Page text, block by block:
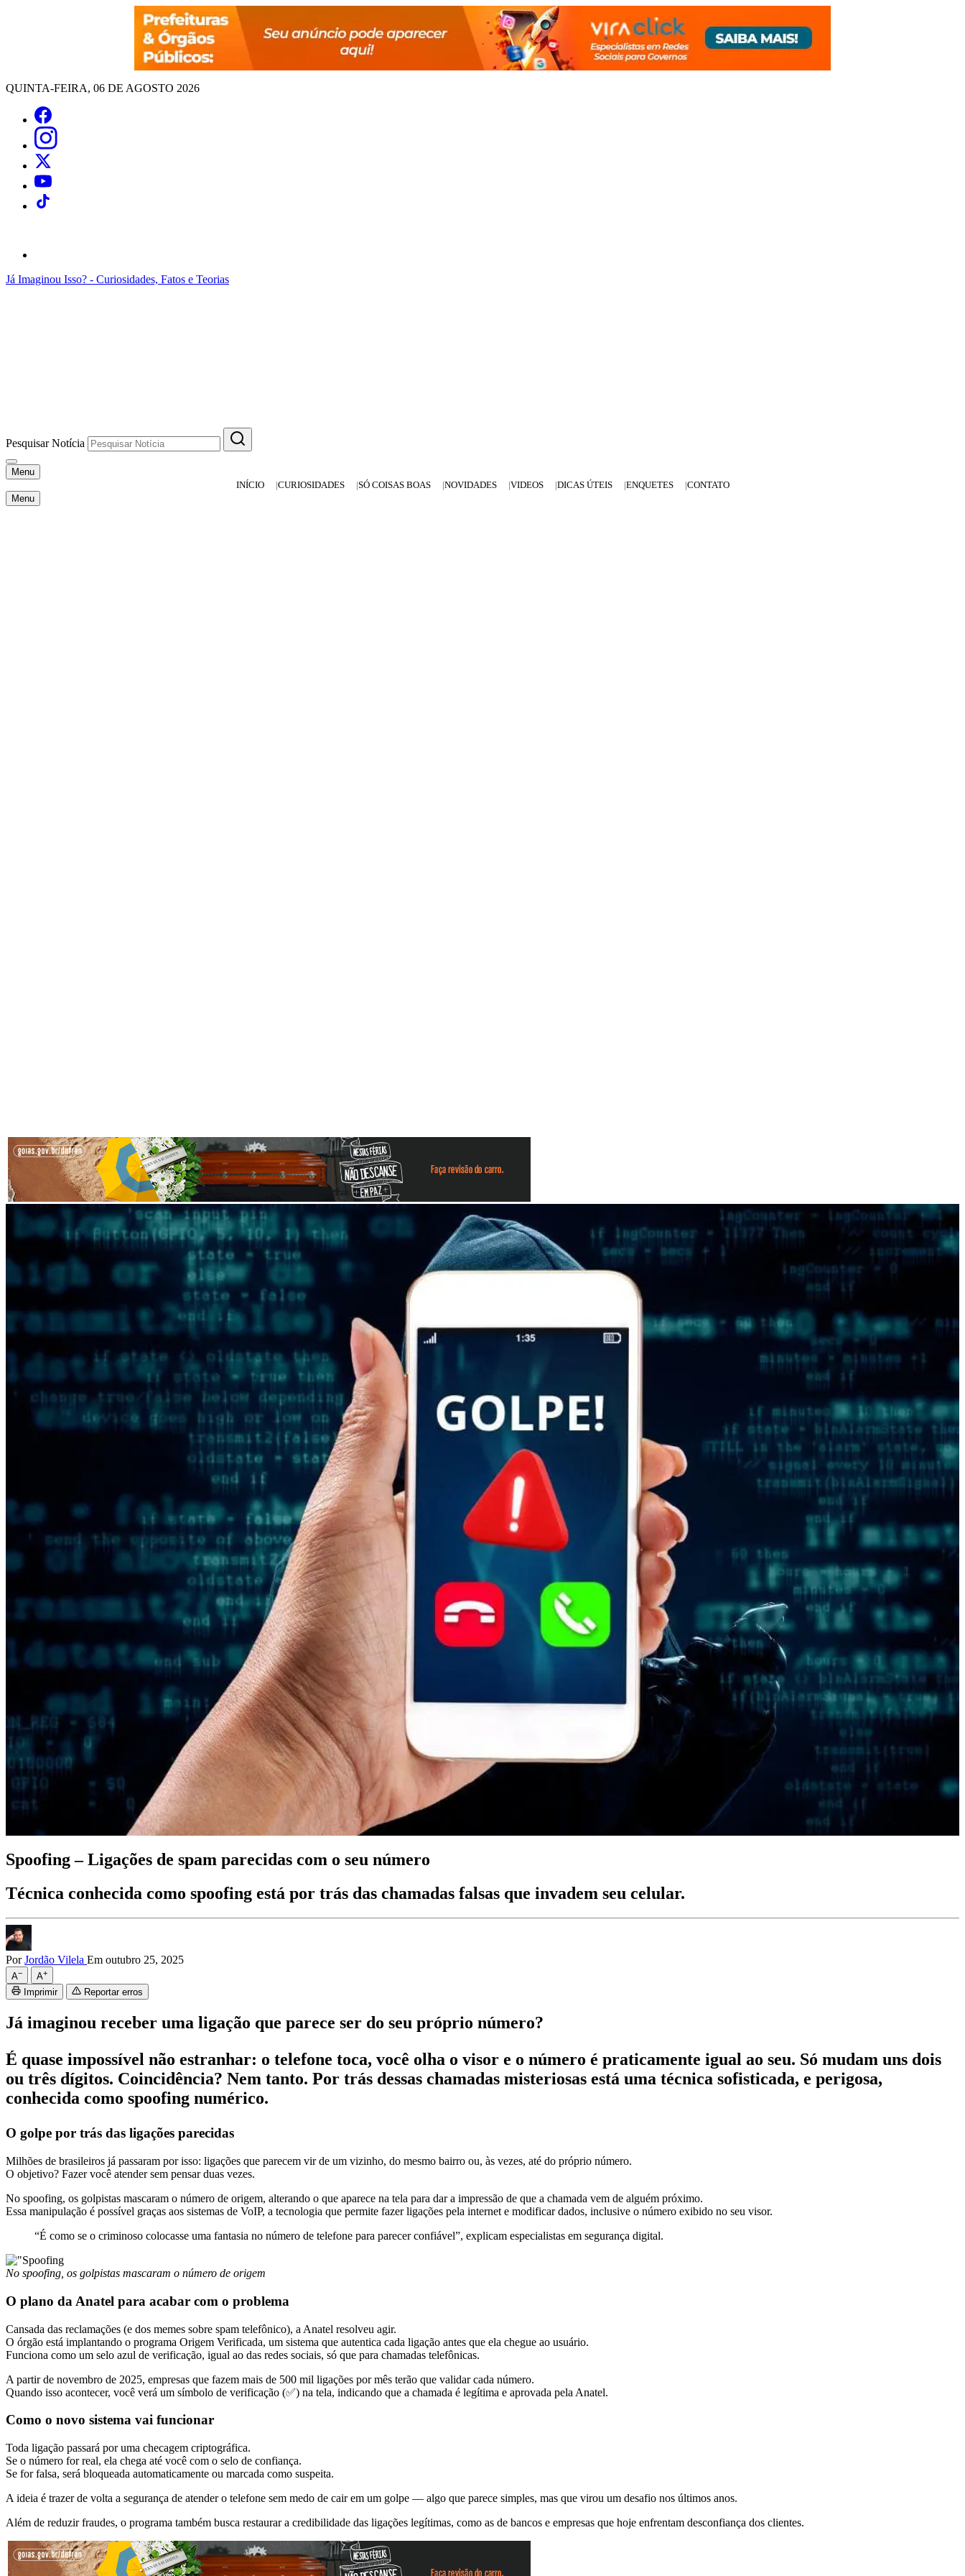
QUINTA-FEIRA, 06 DE AGOSTO 2026
Já Imaginou Isso? - Curiosidades, Fatos e Teorias
Pesquisar Notícia
Menu
INÍCIO
CURIOSIDADES SÓ COISAS BOAS NOVIDADES VIDEOS DICAS ÚTEIS ENQUETES
CONTATO
Menu
Spoofing – Ligações de spam parecidas com o seu número
Técnica conhecida como spoofing está por trás das chamadas falsas que invadem seu celular.
PorJordão Vilela Em outubro 25, 2025
A− A+
Imprimir Reportar erros
Já imaginou receber uma ligação que parece ser do seu próprio número?
É quase impossível não estranhar: o telefone toca, você olha o visor e o número é praticamente igual ao seu. Só mudam uns dois
ou três dígitos. Coincidência? Nem tanto. Por trás dessas chamadas misteriosas está uma técnica sofisticada, e perigosa,
conhecida como spoofing numérico.
O golpe por trás das ligações parecidas
Milhões de brasileiros já passaram por isso: ligações que parecem vir de um vizinho, do mesmo bairro ou, às vezes, até do próprio número.
O objetivo? Fazer você atender sem pensar duas vezes.
No spoofing, os golpistas mascaram o número de origem, alterando o que aparece na tela para dar a impressão de que a chamada vem de alguém próximo.
Essa manipulação é possível graças aos sistemas de VoIP, a tecnologia que permite fazer ligações pela internet e modificar dados, inclusive o número exibido no seu visor.
“É como se o criminoso colocasse uma fantasia no número de telefone para parecer confiável”, explicam especialistas em segurança digital.
No spoofing, os golpistas mascaram o número de origem
O plano da Anatel para acabar com o problema
Cansada das reclamações (e dos memes sobre spam telefônico), a Anatel resolveu agir.
O órgão está implantando o programa Origem Verificada, um sistema que autentica cada ligação antes que ela chegue ao usuário.
Funciona como um selo azul de verificação, igual ao das redes sociais, só que para chamadas telefônicas.
A partir de novembro de 2025, empresas que fazem mais de 500 mil ligações por mês terão que validar cada número.
Quando isso acontecer, você verá um símbolo de verificação (✅) na tela, indicando que a chamada é legítima e aprovada pela Anatel.
Como o novo sistema vai funcionar
Toda ligação passará por uma checagem criptográfica.
Se o número for real, ela chega até você com o selo de confiança.
Se for falsa, será bloqueada automaticamente ou marcada como suspeita.
A ideia é trazer de volta a segurança de atender o telefone sem medo de cair em um golpe — algo que parece simples, mas que virou um desafio nos últimos anos.
Além de reduzir fraudes, o programa também busca restaurar a credibilidade das ligações legítimas, como as de bancos e empresas que hoje enfrentam desconfiança dos clientes.